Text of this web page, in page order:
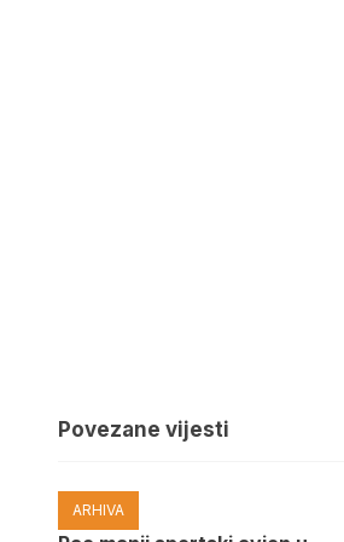
Povezane vijesti
ARHIVA